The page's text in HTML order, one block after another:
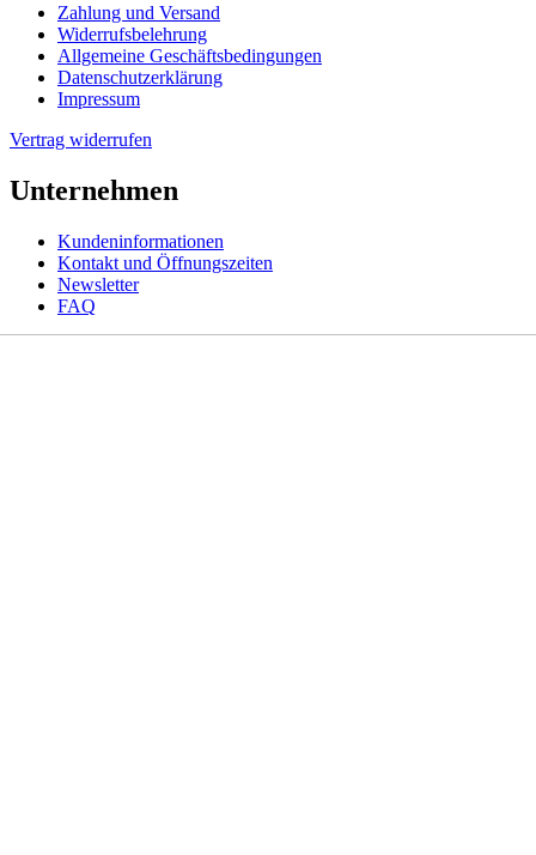
Zahlung und Versand
Widerrufsbelehrung
Allgemeine Geschäftsbedingungen
Datenschutzerklärung
Impressum
Vertrag widerrufen
Unternehmen
Kundeninformationen
Kontakt und Öffnungszeiten
Newsletter
FAQ